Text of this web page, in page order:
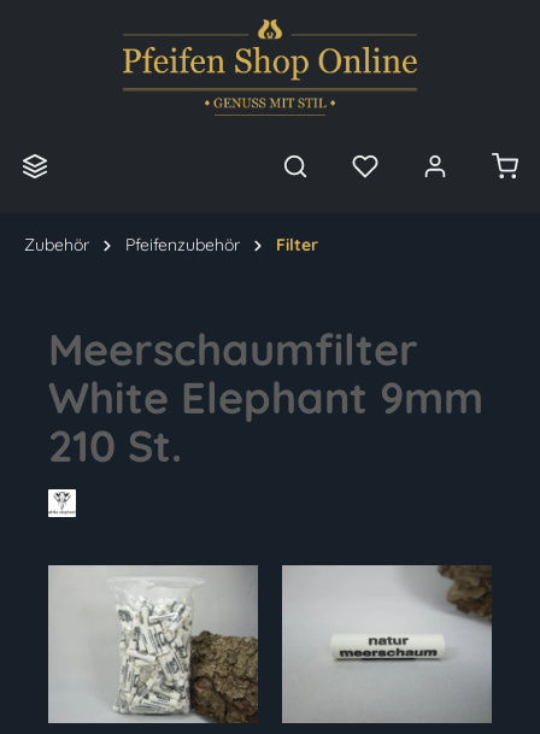
Zubehör Pfeifenzubehör Filter
Meerschaumfilter
White Elephant 9mm
210 St.